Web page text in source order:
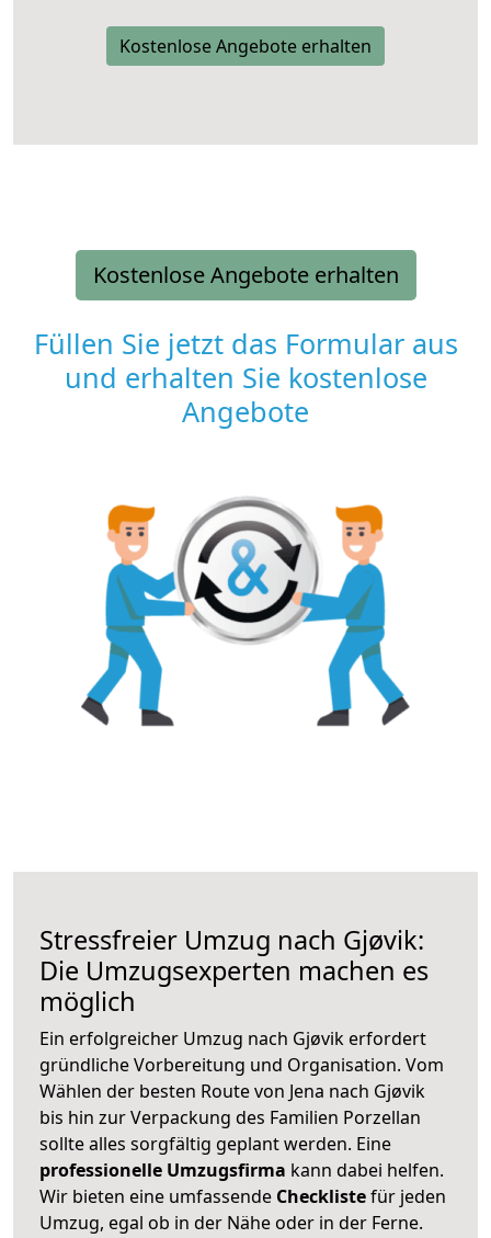
Kostenlose Angebote erhalten
Kostenlose Angebote erhalten
Füllen Sie jetzt das Formular aus
und erhalten Sie kostenlose
Angebote
Stressfreier Umzug nach Gjøvik:
Die Umzugsexperten machen es
möglich
Ein erfolgreicher Umzug nach Gjøvik erfordert
gründliche Vorbereitung und Organisation. Vom
Wählen der besten Route von Jena nach Gjøvik
bis hin zur Verpackung des Familien Porzellan
sollte alles sorgfältig geplant werden. Eine
professionelle Umzugsfirma kann dabei helfen.
Wir bieten eine umfassende Checklistefür jeden
Umzug, egal ob in der Nähe oder in der Ferne.